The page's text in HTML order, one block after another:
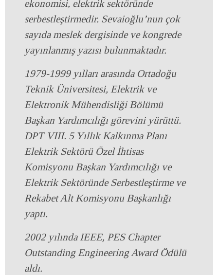
ekonomisi, elektrik sektöründe
serbestleştirmedir. Sevaioğlu’nun çok
sayıda meslek dergisinde ve kongrede
yayınlanmış yazısı bulunmaktadır.
1979-1999 yılları arasında Ortadoğu
Teknik Üniversitesi, Elektrik ve
Elektronik Mühendisliği Bölümü
Başkan Yardımcılığı görevini yürüttü.
DPT VIII. 5 Yıllık Kalkınma Planı
Elektrik Sektörü Özel İhtisas
Komisyonu Başkan Yardımcılığı ve
Elektrik Sektöründe Serbestleştirme ve
Rekabet Alt Komisyonu Başkanlığı
yaptı.
2002 yılında IEEE, PES Chapter
Outstanding Engineering Award Ödülü
aldı.